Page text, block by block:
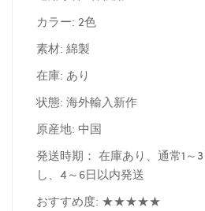
カラー: 2色
素材: 綿製
在庫: あり
状態: 海外輸入新作
原産地: 中国
発送時期： 在庫あり、通常1～
し、4～6日以内発送
おすすめ度: ★★★★★